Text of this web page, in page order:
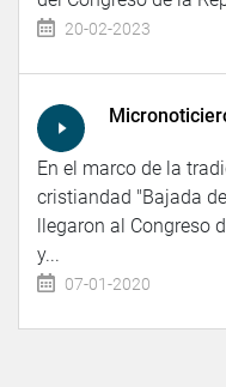
20-02-2023
En el marco de la
cristiandad "Bajada
llegaron al Congreso
y...
07-01-2020